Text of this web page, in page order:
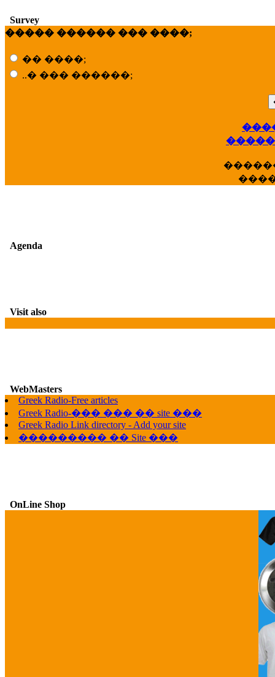
Survey
����� ������ ��� ����;
�� ����;
..� ��� ������;
Agenda
Visit also
WebMasters
Greek Radio-Free articles
Greek Radio-��� ��� �� site ���
Greek Radio Link directory - Add your site
��������� �� Site ���
OnLine Shop